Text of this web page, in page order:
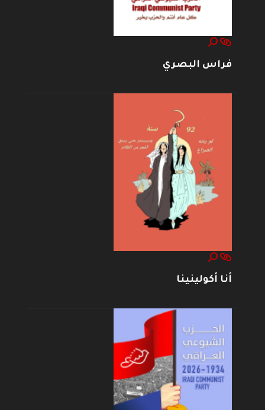
فراس البصري
أنا أكولينينا